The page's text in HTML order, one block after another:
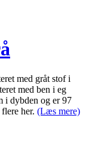
med gråt stof i
med ben i eg
i dybden og er 97
her. (Læs mere)